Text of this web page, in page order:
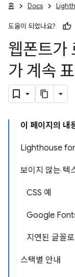
홈 Docs
도움이 되었나요?
웹폰트가
가 계속
이 페이지의 내
Lighthouse
보이지 않는 텍
CSS 예
Google
지연된 글꼴
스택별 안내